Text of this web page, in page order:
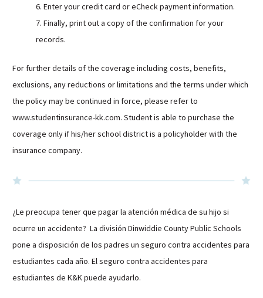
6. Enter your credit card or eCheck payment information.
7. Finally, print out a copy of the confirmation for your
records.
For further details of the coverage including costs, benefits,
exclusions, any reductions or limitations and the terms under which
the policy may be continued in force, please refer to
www.studentinsurance-kk.com. Student is able to purchase the
coverage only if his/her school district is a policyholder with the
insurance company.
¿Le preocupa tener que pagar la atención médica de su hijo si
ocurre un accidente? La división Dinwiddie County Public Schools
pone a disposición de los padres un seguro contra accidentes para
estudiantes cada año. El seguro contra accidentes para
estudiantes de K&K puede ayudarlo.